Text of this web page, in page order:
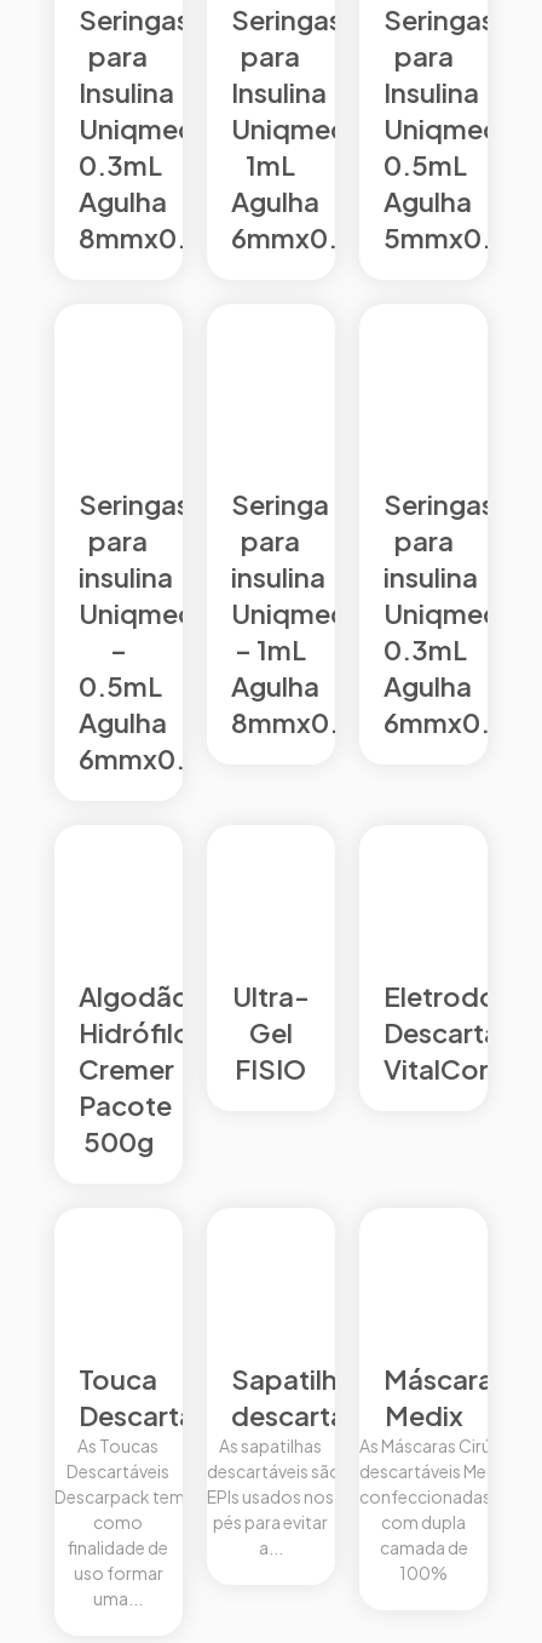
Seringas
para
Insulina
Uniqmed
0.3mL
Agulha
8mmx0.30mm
Seringas
para
Insulina
Uniqmed
1mL
Agulha
6mmx0.25mm
Seringas
para
Insulina
Uniqmed
0.5mL
Agulha
Seringas
para
insulina
Uniqmed
–
0.5mL
Agulha
6mmx0.25mm
Seringa
para
insulina
Uniqmed
– 1mL
Agulha
8mmx0.30mm
Seringas
para
insulina
Uniqmed
0.3mL
Agulha
Algodão
Hidrófilo
Cremer
Pacote
500g
Ultra-
Gel
FISIO
Eletrodo
Descartável
VitalCor
Touca
Descartável
As Toucas
Descartáveis
Descarpack tem
como
finalidade de
uso formar
uma...
Sapatilha
descartável
As sapatilhas
descartáveis são
EPIs usados nos
pés para evitar
a...
Máscaras
Medix
As Máscaras Cirúrgicas
descartáveis Medix são
confeccionadas
com dupla
camada de
100%